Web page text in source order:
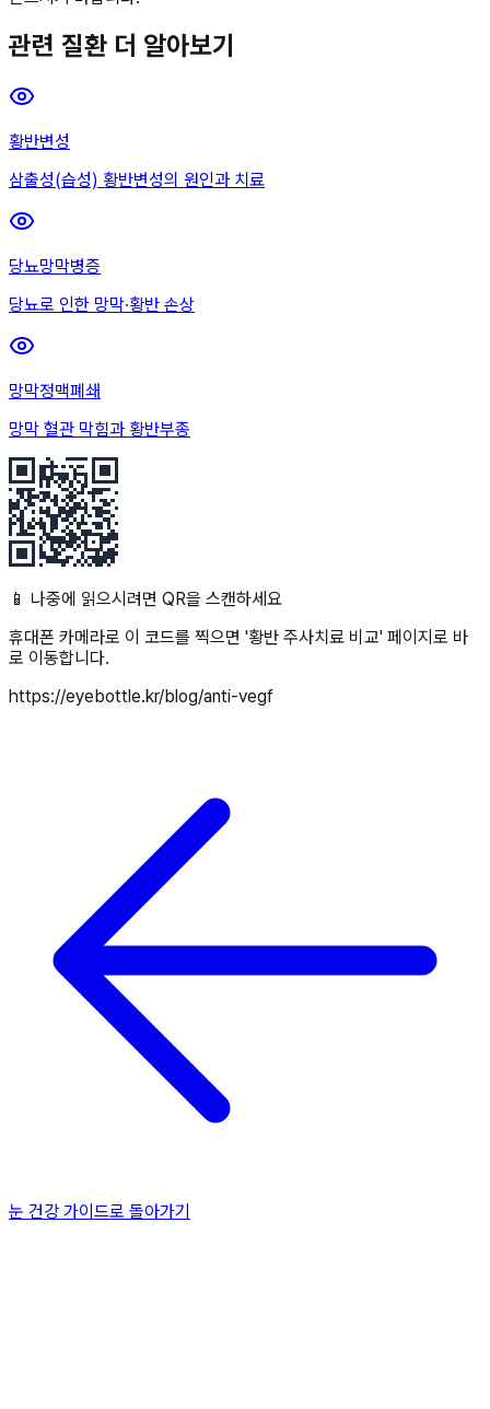
관련 질환 더 알아보기
황반변성
삼출성(습성) 황반변성의 원인과 치료
당뇨망막병증
당뇨로 인한 망막·황반 손상
망막정맥폐쇄
망막 혈관 막힘과 황반부종
📱 나중에 읽으시려면 QR을 스캔하세요
휴대폰 카메라로 이 코드를 찍으면 '황반 주사치료 비교' 페이지로 바
로 이동합니다.
https://eyebottle.kr/blog/anti-vegf
눈 건강 가이드로 돌아가기